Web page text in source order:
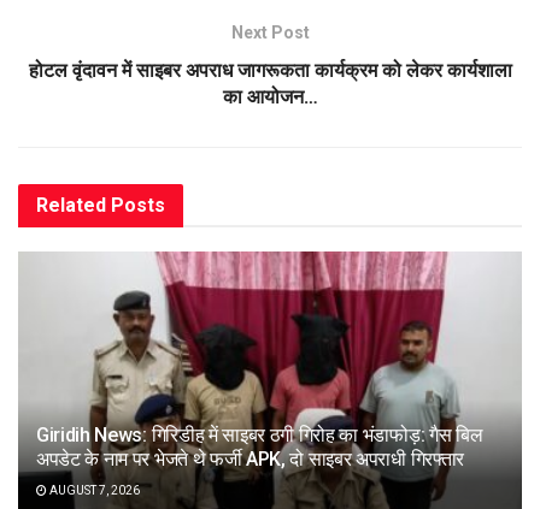
Next Post
होटल वृंदावन में साइबर अपराध जागरूकता कार्यक्रम को लेकर कार्यशाला
का आयोजन…
Related Posts
Giridih News: गिरिडीह में साइबर ठगी गिरोह का भंडाफोड़: गैस बिल
अपडेट के नाम पर भेजते थे फर्जी APK, दो साइबर अपराधी गिरफ्तार
AUGUST 7, 2026